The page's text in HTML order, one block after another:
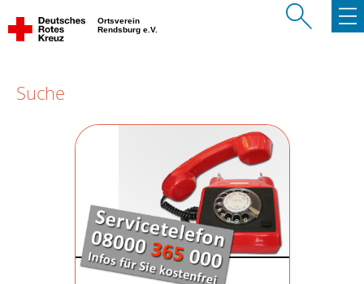
Ortsverein
Rendsburg e.V.
Suche